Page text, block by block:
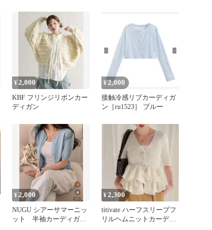
¥2,000
KBF フリンジリボンカー
ディガン
¥2,000
接触冷感リブカーディガ
ン［ru1523］ ブルー
¥2,000
NUGU シアーサマーニッ
ット 半袖カーディガ
¥2,300
titivate ハーフスリーブフ
リルヘムニットカーディ